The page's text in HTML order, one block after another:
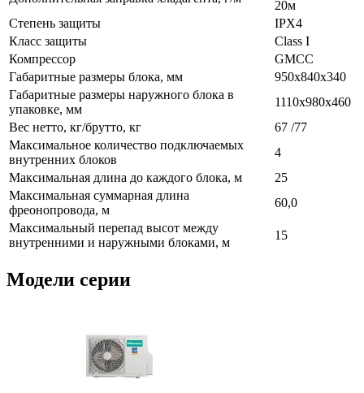
20м
Степень защиты
IPX4
Класс защиты
Class I
Компрессор
GMCC
Габаритные размеры блока, мм
950x840x340
Габаритные размеры наружного блока в
упаковке, мм
1110x980x460
Вес нетто, кг/брутто, кг
67 /77
Максимальное количество подключаемых
внутренних блоков
4
Максимальная длина до каждого блока, м
25
Максимальная суммарная длина
фреонопровода, м
60,0
Максимальный перепад высот между
внутренними и наружными блоками, м
15
Модели серии